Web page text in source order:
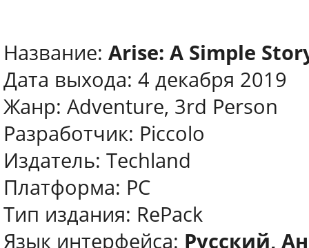
Название: Arise: A Simple
Дата выхода: 4 декабря 2019
Жанр: Adventure, 3rd Person
Разработчик: Piccolo
Издатель: Techland
Платформа: PC
Тип издания: RePack
Язык интерфейса: Русский,